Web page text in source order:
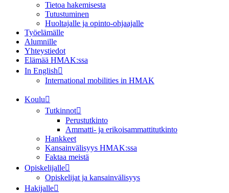
Tietoa hakemisesta
Tutustuminen
Huoltajalle ja opinto-ohjaajalle
Työelämälle
Alumnille
Yhteystiedot
Elämää HMAK:ssa
In English
International mobilities in HMAK
Koulu
Tutkinnot
Perustutkinto
Ammatti- ja erikoisammattitutkinto
Hankkeet
Kansainvälisyys HMAK:ssa
Faktaa meistä
Opiskelijalle
Opiskelijat ja kansainvälisyys
Hakijalle